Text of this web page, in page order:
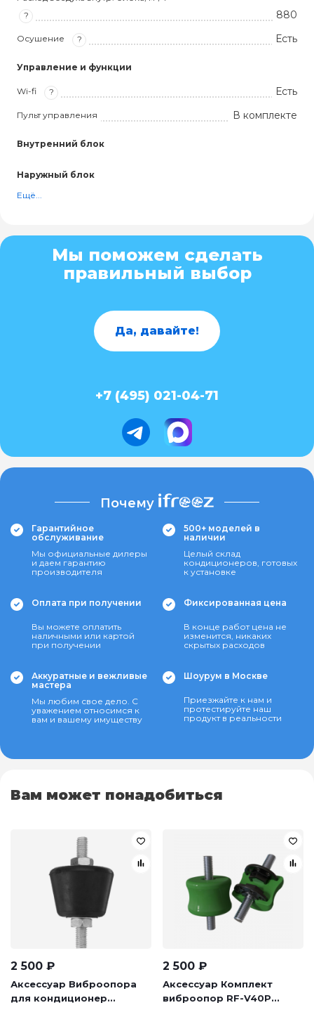
?
880
Осушение ? Есть
Управление и функции
Wi-fi ? Есть
Пульт управления В комплекте
Внутренний блок
Наружный блок
Ещё...
Мы поможем сделать
правильный выбор
Да, давайте!
+7 (495) 021-04-71
Почему
Гарантийное
обслуживание
Мы официальные дилеры
и даем гарантию
производителя
500+ моделей в
наличии
Целый склад
кондиционеров, готовых
к установке
Оплата при получении
Вы можете оплатить
наличными или картой
при получении
Фиксированная цена
В конце работ цена не
изменится, никаких
скрытых расходов
Аккуратные и вежливые
мастера
Мы любим свое дело. С
уважением относимся к
вам и вашему имуществу
Шоурум в Москве
Приезжайте к нам и
протестируйте наш
продукт в реальности
Вам может понадобиться
2 500 ₽
Аксессуар Виброопора
для кондиционер...
2 500 ₽
Аксессуар Комплект
виброопор RF-V40P...